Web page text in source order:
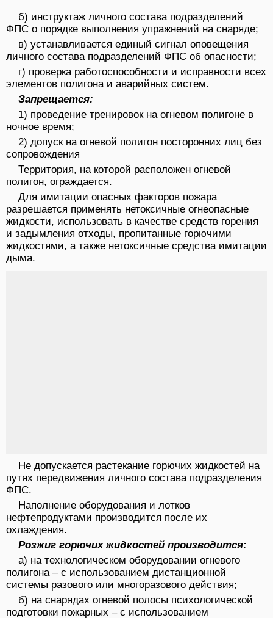
б) инструктаж личного состава подразделений
ФПС о порядке выполнения упражнений на снаряде;
в) устанавливается единый сигнал оповещения
личного состава подразделений ФПС об опасности;
г) проверка работоспособности и исправности всех
элементов полигона и аварийных систем.
Запрещается:
1) проведение тренировок на огневом полигоне в
ночное время;
2) допуск на огневой полигон посторонних лиц без
сопровождения
Территория, на которой расположен огневой
полигон, ограждается.
Для имитации опасных факторов пожара
разрешается применять нетоксичные огнеопасные
жидкости, использовать в качестве средств горения
и задымления отходы, пропитанные горючими
жидкостями, а также нетоксичные средства имитации
дыма.
Не допускается растекание горючих жидкостей на
путях передвижения личного состава подразделения
ФПС.
Наполнение оборудования и лотков
нефтепродуктами производится после их
охлаждения.
Розжиг горючих жидкостей производится:
а) на технологическом оборудовании огневого
полигона – с использованием дистанционной
системы разового или многоразового действия;
б) на снарядах огневой полосы психологической
подготовки пожарных – с использованием